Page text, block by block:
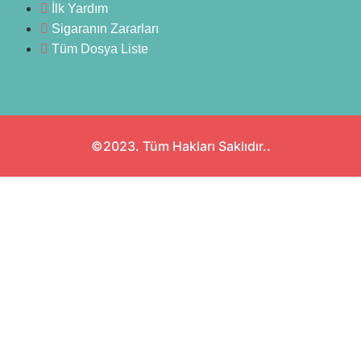
İlk Yardım
Sigaranın Zararları
Tüm Dosya Liste
©2023. Tüm Hakları Saklıdır..